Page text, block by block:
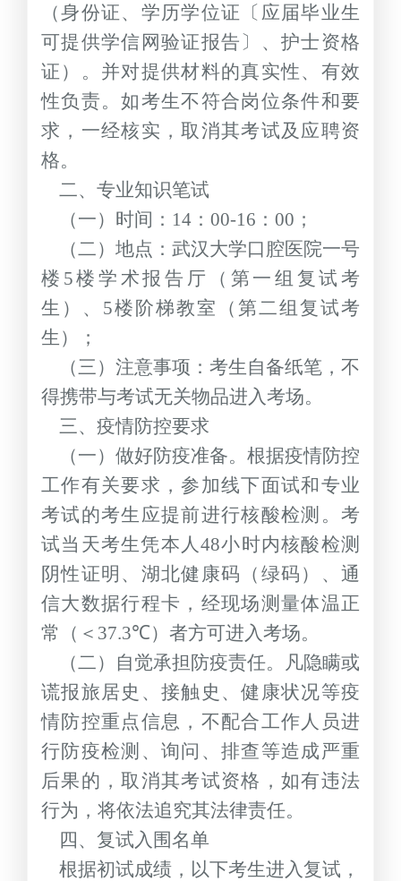
（身份证、学历学位证〔应届毕业生
可提供学信网验证报告〕、护士资格
证）。并对提供材料的真实性、有效
性负责。如考生不符合岗位条件和要
求，一经核实，取消其考试及应聘资
格。
二、专业知识笔试
（一）时间： 14 ： 00-16 ： 00 ；
（二）地点：武汉大学口腔医院一号
楼 5楼学术报告厅（第一组复试考
生）、 5楼阶梯教室（第二组复试考
生）；
（三）注意事项：考生自备纸笔，不
得携带与考试无关物品进入考场。
三、疫情防控要求
（一）做好防疫准备。根据疫情防控
工作有关要求，参加线下面试和专业
考试的考生应提前进行核酸检测。考
试当天考生凭本人48小时内核酸检测
阴性证明、湖北健康码（绿码）、通
信大数据行程卡，经现场测量体温正
常（＜ 37.3℃）者方可进入考场。
（二）自觉承担防疫责任。凡隐瞒或
谎报旅居史、接触史、健康状况等疫
情防控重点信息，不配合工作人员进
行防疫检测、询问、排查等造成严重
后果的，取消其考试资格，如有违法
行为，将依法追究其法律责任。
四、复试入围名单
根据初试成绩，以下考生进入复试，